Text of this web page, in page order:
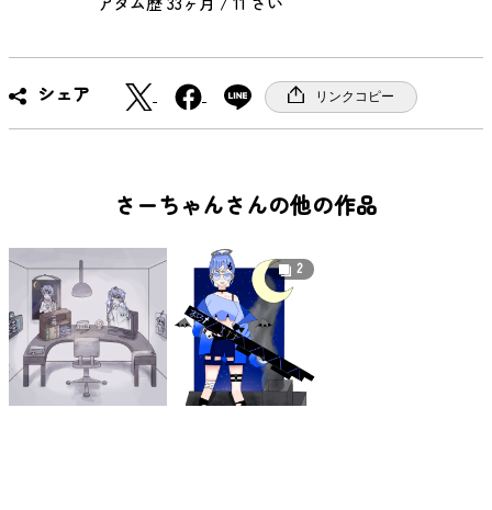
シェア
a
c
o
k
リンクコピー
さーちゃんさんの他の作品
2